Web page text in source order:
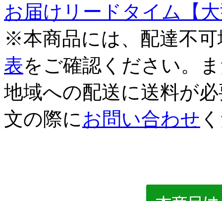
お届けリードタイム【
※本商品には、配達不
表をご確認ください。
地域への配送に送料が
文の際に お問い合わせ